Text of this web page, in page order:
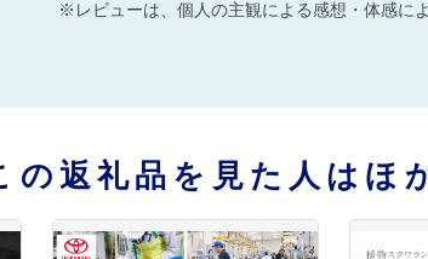
※レビューは、個人の主観による感想・体感に
の返礼品を見た人はほ